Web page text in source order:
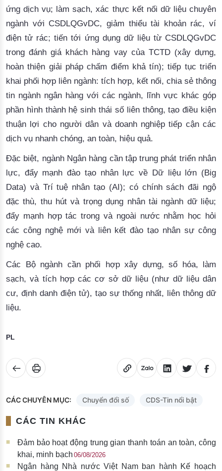
ứng dịch vụ; làm sạch, xác thực kết nối dữ liệu chuyên
ngành với CSDLQGvDC, giảm thiểu tài khoản rác, ví
điện tử rác; tiến tới ứng dụng dữ liệu từ CSDLQGvDC
trong đánh giá khách hàng vay của TCTD (xây dựng,
hoàn thiện giải pháp chấm điểm khả tín); tiếp tục triển
khai phối hợp liên ngành: tích hợp, kết nối, chia sẻ thông
tin ngành ngân hàng với các ngành, lĩnh vực khác góp
phần hình thành hệ sinh thái số liên thông, tạo điều kiện
thuận lợi cho người dân và doanh nghiệp tiếp cận các
dịch vụ nhanh chóng, an toàn, hiệu quả.
Đặc biệt, ngành Ngân hàng cần tập trung phát triển nhân
lực, đẩy mạnh đào tạo nhân lực về Dữ liệu lớn (Big
Data) và Trí tuệ nhân tạo (AI); có chính sách đãi ngộ
đặc thù, thu hút và trọng dụng nhân tài ngành dữ liệu;
đẩy mạnh hợp tác trong và ngoài nước nhằm học hỏi
các công nghệ mới và liên kết đào tạo nhân sự công
nghệ cao.
Các Bộ ngành cần phối hợp xây dựng, số hóa, làm
sạch, và tích hợp các cơ sở dữ liệu (như dữ liệu dân
cư, định danh điện tử), tạo sự thống nhất, liên thông dữ
liệu.
PL
CÁC CHUYÊN MỤC: Chuyển đổi số CDS-Tin nổi bật
CÁC TIN KHÁC
Đảm bảo hoạt động trung gian thanh toán an toàn, công
khai, minh bạch 06/08/2026
Ngân hàng Nhà nước Việt Nam ban hành Kế hoạch